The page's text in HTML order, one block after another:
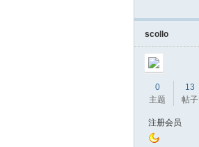
scollo
0
主题
13
帖子
注册会员